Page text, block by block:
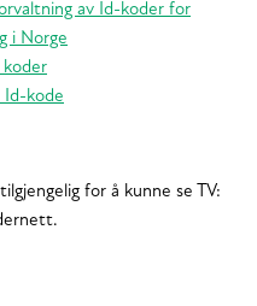
av Id-koder for
i Norge
koder
Id-kode
for å kunne se TV: